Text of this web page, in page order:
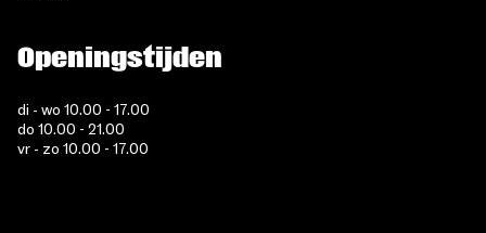
Openingstijden
di - wo 10.00 - 17.00
do 10.00 - 21.00
vr - zo 10.00 - 17.00